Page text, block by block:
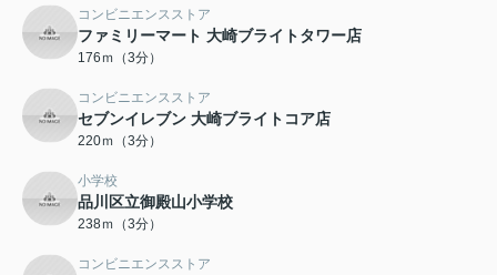
コンビニエンスストア
ファミリーマート 大崎ブライトタワー店
176ｍ（3分）
コンビニエンスストア
セブンイレブン 大崎ブライトコア店
220ｍ（3分）
小学校
品川区立御殿山小学校
238ｍ（3分）
コンビニエンスストア